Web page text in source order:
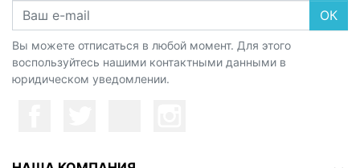
ОК
Вы можете отписаться в любой момент. Для этого
воспользуйтесь нашими контактными данными в
юридическом уведомлении.